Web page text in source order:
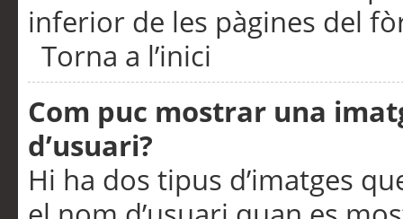
inferior de les pàgines del
Torna a l’inici
Com puc mostrar una
d’usuari?
Hi ha dos tipus d’imatges